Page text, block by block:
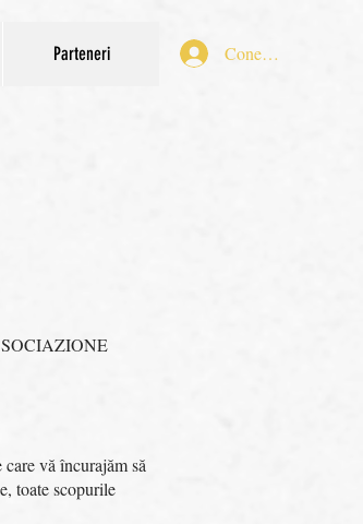
Parteneri Conectează-te
vă încurajăm să
toate scopurile